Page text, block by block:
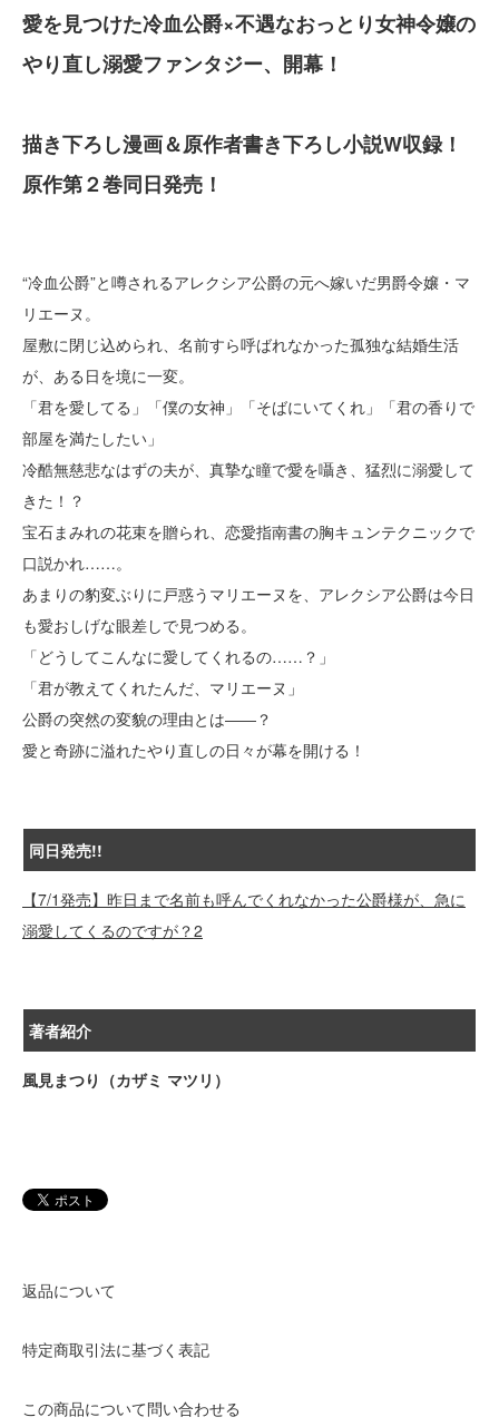
愛を見つけた冷血公爵×不遇なおっとり女神令嬢の
やり直し溺愛ファンタジー、開幕！
描き下ろし漫画＆原作者書き下ろし小説W収録！
原作第２巻同日発売！
“冷血公爵”と噂されるアレクシア公爵の元へ嫁いだ男爵令嬢・マ
リエーヌ。
屋敷に閉じ込められ、名前すら呼ばれなかった孤独な結婚生活
が、ある日を境に一変。
「君を愛してる」「僕の女神」「そばにいてくれ」「君の香りで
部屋を満たしたい」
冷酷無慈悲なはずの夫が、真摯な瞳で愛を囁き、猛烈に溺愛して
きた！？
宝石まみれの花束を贈られ、恋愛指南書の胸キュンテクニックで
口説かれ……。
あまりの豹変ぶりに戸惑うマリエーヌを、アレクシア公爵は今日
も愛おしげな眼差しで見つめる。
「どうしてこんなに愛してくれるの……？」
「君が教えてくれたんだ、マリエーヌ」
公爵の突然の変貌の理由とは――？
愛と奇跡に溢れたやり直しの日々が幕を開ける！
同日発売!!
【7/1発売】昨日まで名前も呼んでくれなかった公爵様が、急に
溺愛してくるのですが？2
著者紹介
風見まつり（カザミ マツリ）
返品について
特定商取引法に基づく表記
この商品について問い合わせる